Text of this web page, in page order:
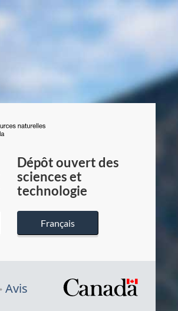
du
Canada
Dépôt ouvert des
sciences et
technologie
Français
Avis
/